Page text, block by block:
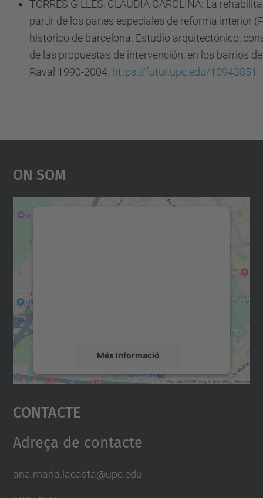
TORRES GILLES, CLAUDIA CAROLINA: La
partir de los panes especiales de reforma interior
histórico de barcelona. Estudio arquitectónico,
de las propuestas de intervención, en los barrios
Raval 1990-2004. https://futur.upc.edu/10943851
On Som
Més Informació
Accepta
powered by
Contacte
Adreça de contacte
ana.maria.lacasta@upc.edu